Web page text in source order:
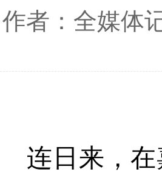
作者：全媒体
连日来，